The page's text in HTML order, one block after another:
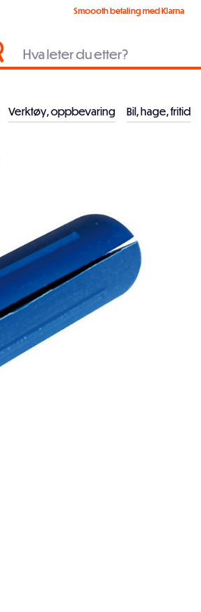
Smoooth betaling med Klarna
Verktøy, oppbevaring Bil, hage, fritid